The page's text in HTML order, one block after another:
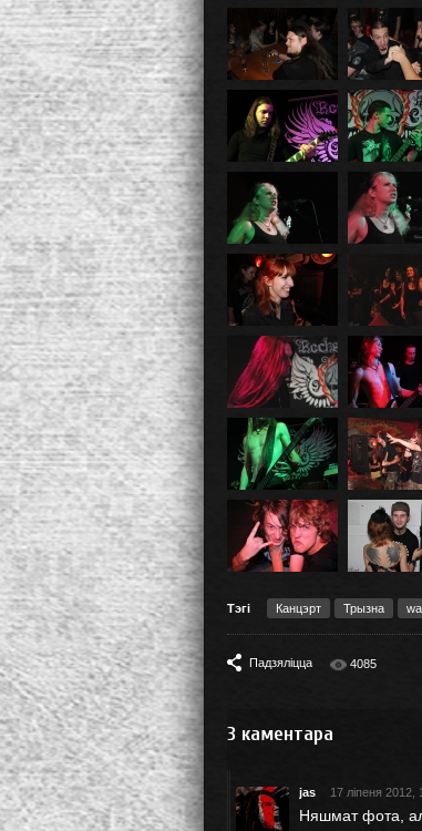
Тэгі Канцэрт Трызна
Падзяліцца 4085
3 каментара
jas 17 ліпеня 2012,
Няшмат фота,